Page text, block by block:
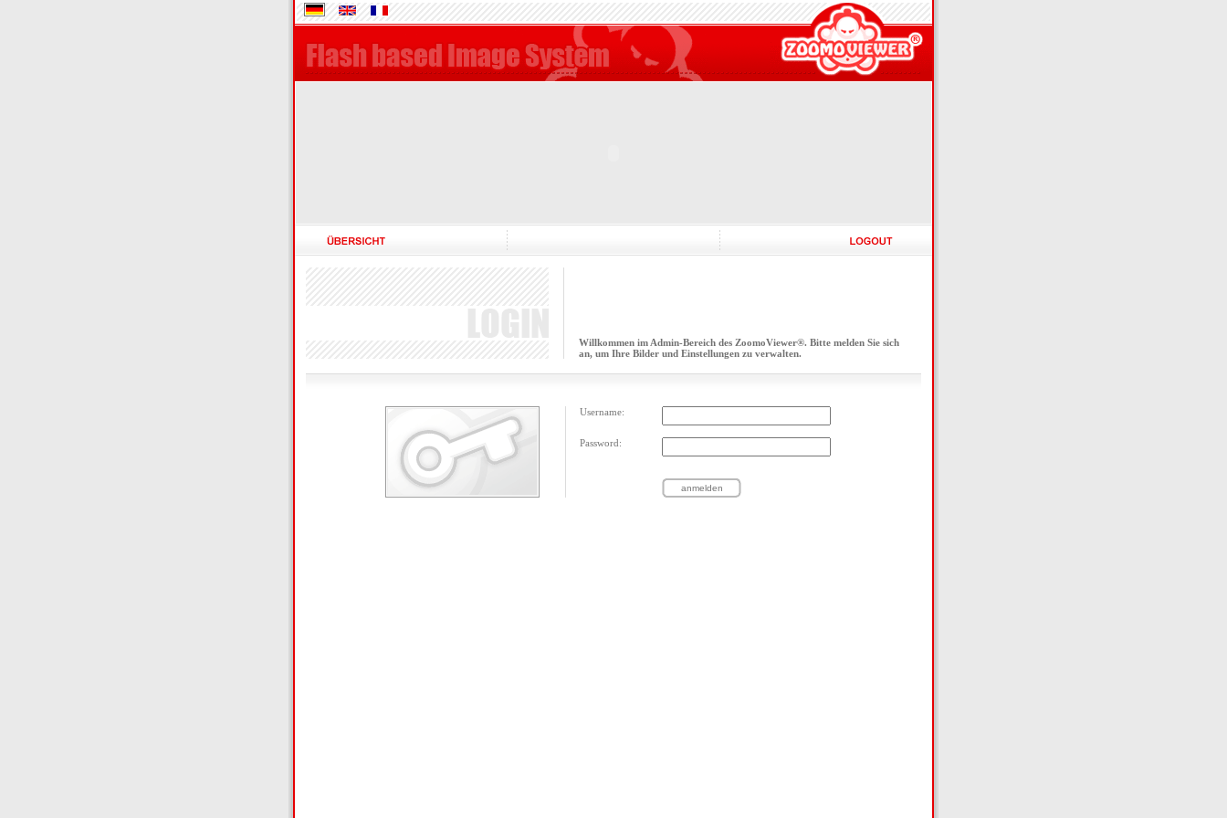
Willkommen im Admin-Bereich des ZoomoViewer®. Bitte melden Sie sich
an, um Ihre Bilder und Einstellungen zu verwalten.
Username:
Password: